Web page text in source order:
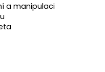
a manipulaci